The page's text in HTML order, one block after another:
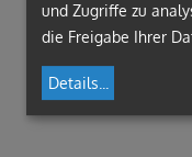
Familie
Partnerschaft
Generationen
und Zugriffe zu
die Freigabe Ihrer
Details